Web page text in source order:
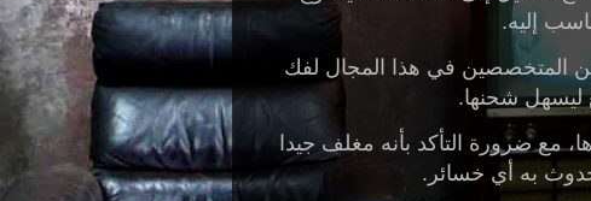
إليه.
المتخصصين في هذا المجال لفك
شحنها.
مع ضرورة التأكد بأنه مغلف جيدا
به أي خسائر.